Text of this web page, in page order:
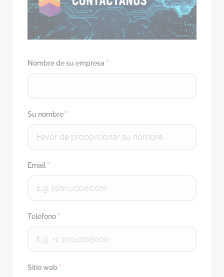
Nombre de su empresa *
Su nombre *
Email *
Teléfono *
Sitio web *